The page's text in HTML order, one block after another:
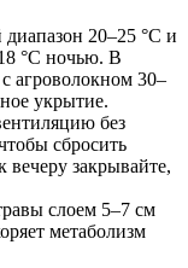
20–25 °C и
°C ночью. В
агроволокном 30–
укрытие.
без
сбросить
закрывайте,
слоем 5–7 см
метаболизм